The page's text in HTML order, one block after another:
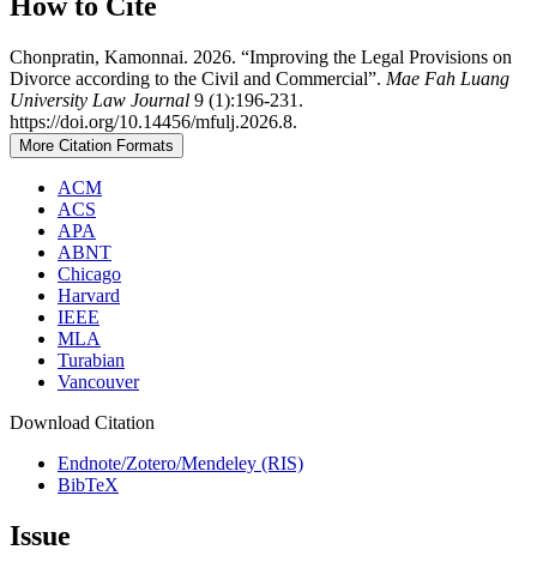
Chonpratin, Kamonnai. 2026. “Improving the Legal Provisions on
Divorce according to the Civil and Commercial”. Mae Fah Luang
University Law Journal 9 (1):196-231.
https://doi.org/10.14456/mfulj.2026.8.
More Citation Formats
ACM
ACS
APA
ABNT
Chicago
Harvard
IEEE
MLA
Turabian
Vancouver
Download Citation
Endnote/Zotero/Mendeley (RIS)
BibTeX
Issue